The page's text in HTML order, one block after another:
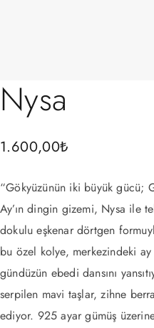
Nysa
1.600,00₺
“Gökyüzünün iki büyük gücü;
Ay’ın dingin gizemi, Nysa ile
dokulu eşkenar dörtgen
bu özel kolye, merkezindeki
gündüzün ebedi dansını
serpilen mavi taşlar, zihne
ediyor. 925 ayar gümüş